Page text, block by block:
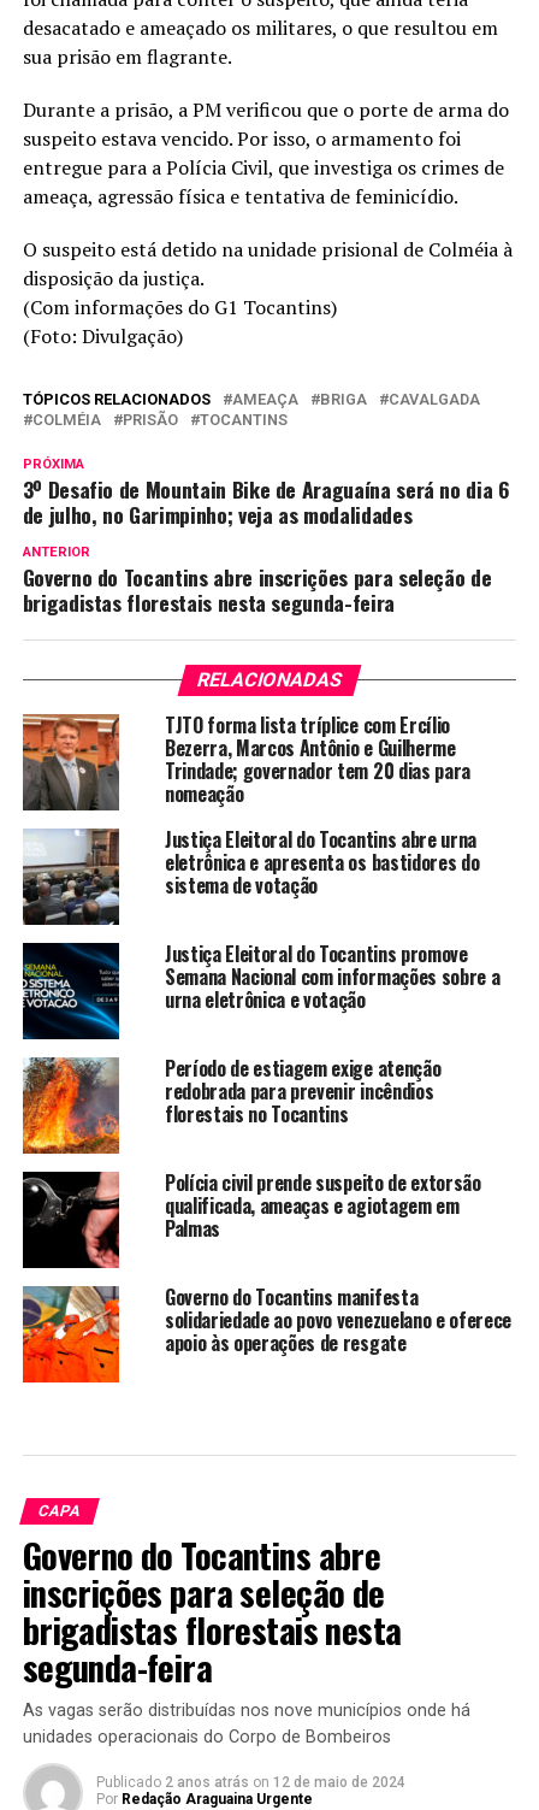
desacatado e ameaçado os militares, o que resultou em
sua prisão em flagrante.
Durante a prisão, a PM verificou que o porte de arma do
suspeito estava vencido. Por isso, o armamento foi
entregue para a Polícia Civil, que investiga os crimes de
ameaça, agressão física e tentativa de feminicídio.
O suspeito está detido na unidade prisional de Colméia à
disposição da justiça.
(Com informações do G1 Tocantins)
(Foto: Divulgação)
TÓPICOS RELACIONADOS AMEAÇA BRIGA
CAVALGADA
COLMÉIA
PRISÃO TOCANTINS
PRÓXIMA
3º Desafio de Mountain Bike de Araguaína será no dia 6
de julho, no Garimpinho; veja as modalidades
ANTERIOR
Governo do Tocantins abre inscrições para seleção de
brigadistas florestais nesta segunda-feira
RELACIONADAS
TJTO forma lista tríplice com Ercílio
Bezerra, Marcos Antônio e Guilherme
Trindade; governador tem 20 dias para
nomeação
Justiça Eleitoral do Tocantins abre urna
eletrônica e apresenta os bastidores do
sistema de votação
Justiça Eleitoral do Tocantins promove
Semana Nacional com informações sobre a
urna eletrônica e votação
Período de estiagem exige atenção
redobrada para prevenir incêndios
florestais no Tocantins
Polícia civil prende suspeito de extorsão
qualificada, ameaças e agiotagem em
Palmas
Governo do Tocantins manifesta
solidariedade ao povo venezuelano e oferece
apoio às operações de resgate
CAPA
Governo do Tocantins abre
inscrições para seleção de
brigadistas florestais nesta
segunda-feira
As vagas serão distribuídas nos nove municípios onde há
unidades operacionais do Corpo de Bombeiros
Publicado 2 anos atrás on 12 de maio de 2024
Por Redação Araguaina Urgente